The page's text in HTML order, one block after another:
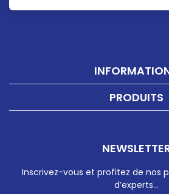
PRODUITS
Inscrivez-vous et profitez de nos
d’experts…